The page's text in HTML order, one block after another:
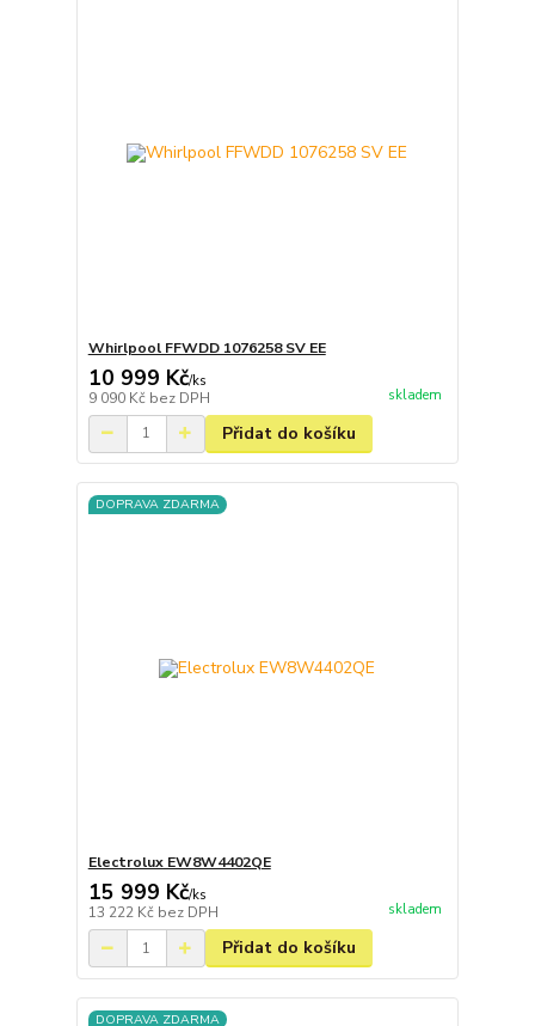
Whirlpool FFWDD 1076258 SV EE
10 999 Kč/ks
9 090 Kč bez DPH skladem
Přidat do košíku
DOPRAVA ZDARMA
Electrolux EW8W4402QE
15 999 Kč/ks
13 222 Kč bez DPH skladem
Přidat do košíku
DOPRAVA ZDARMA